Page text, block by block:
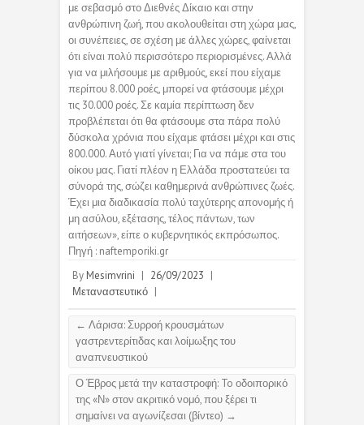
με σεβασμό στο Διεθνές Δίκαιο και στην
ανθρώπινη ζωή, που ακολουθείται στη χώρα μας,
οι συνέπειες, σε σχέση με άλλες χώρες, φαίνεται
ότι είναι πολύ περισσότερο περιορισμένες. Αλλά
για να μιλήσουμε με αριθμούς, εκεί που είχαμε
περίπου 8.000 ροές, μπορεί να φτάσουμε μέχρι
τις 30.000 ροές. Σε καμία περίπτωση δεν
προβλέπεται ότι θα φτάσουμε στα πάρα πολύ
δύσκολα χρόνια που είχαμε φτάσει μέχρι και στις
800.000. Αυτό γιατί γίνεται; Για να πάμε στα του
οίκου μας. Γιατί πλέον η Ελλάδα προστατεύει τα
σύνορά της, σώζει καθημερινά ανθρώπινες ζωές.
Έχει μια διαδικασία πολύ ταχύτερης απονομής ή
μη ασύλου, εξέτασης, τέλος πάντων, των
αιτήσεων», είπε ο κυβερνητικός εκπρόσωπος.
Πηγή : naftemporiki.gr
By Mesimvrini | 26/09/2023 |
Μεταναστευτικό |
← Λάρισα: Συρροή κρουσμάτων
γαστρεντερίτιδας και λοίμωξης του
αναπνευστικού
Ο Έβρος μετά την καταστροφή: To οδοιπορικό
της «Ν» στον ακριτικό νομό, που ξέρει τι
σημαίνει να αγωνίζεσαι (βίντεο) →